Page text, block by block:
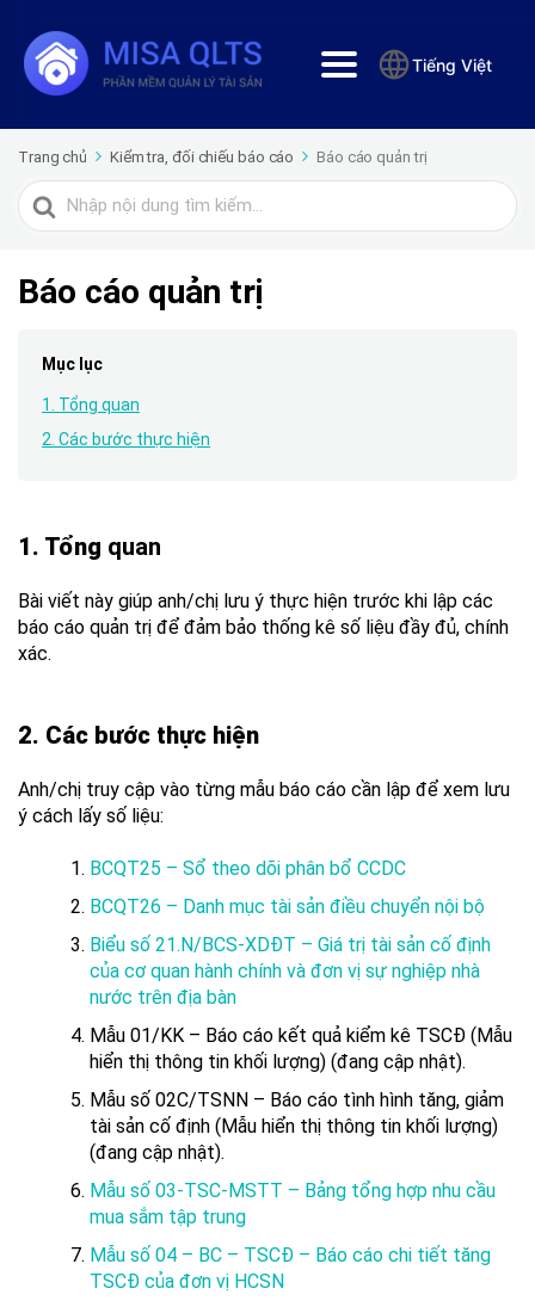
Tiếng Việt
Trang chủ Kiểm tra, đối chiếu báo cáo Báo cáo quản trị
Tìm
kiếm
Báo cáo quản trị
Mục lục
1. Tổng quan
2. Các bước thực hiện
1. Tổng quan
Bài viết này giúp anh/chị lưu ý thực hiện trước khi lập các
báo cáo quản trị để đảm bảo thống kê số liệu đầy đủ, chính
xác.
2. Các bước thực hiện
Anh/chị truy cập vào từng mẫu báo cáo cần lập để xem lưu
ý cách lấy số liệu:
BCQT25 – Sổ theo dõi phân bổ CCDC
BCQT26 – Danh mục tài sản điều chuyển nội bộ
Biểu số 21.N/BCS-XDĐT – Giá trị tài sản cố định
của cơ quan hành chính và đơn vị sự nghiệp nhà
nước trên địa bàn
Mẫu 01/KK – Báo cáo kết quả kiểm kê TSCĐ (Mẫu
hiển thị thông tin khối lượng) (đang cập nhật).
Mẫu số 02C/TSNN – Báo cáo tình hình tăng, giảm
tài sản cố định (Mẫu hiển thị thông tin khối lượng)
(đang cập nhật).
Mẫu số 03-TSC-MSTT – Bảng tổng hợp nhu cầu
mua sắm tập trung
Mẫu số 04 – BC – TSCĐ – Báo cáo chi tiết tăng
TSCĐ của đơn vị HCSN